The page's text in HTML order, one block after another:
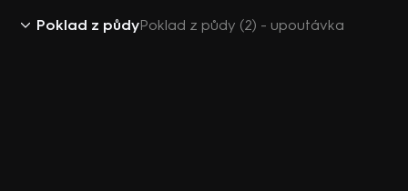
Poklad z půdyPoklad z půdy (2) - upoutávka